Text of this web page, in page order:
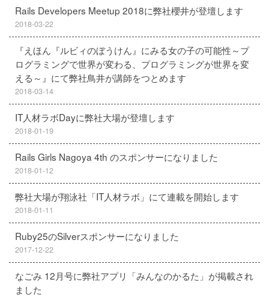
Rails Developers Meetup 2018に弊社櫻井が登壇します
2018-03-22
『えほん『ルビィのぼうけん』にみる女の子の可能性～プ
ログラミングで世界が変わる、プログラミングが世界を変
える～』にて弊社鳥井が講師をつとめます
2018-03-14
IT人材ラボDayに弊社大場が登壇します
2018-01-19
Rails Girls Nagoya 4th のスポンサーになりました
2018-01-12
弊社大場が翔泳社「IT人材ラボ」にて連載を開始します
2018-01-11
Ruby25のSilverスポンサーになりました
2017-12-22
なごみ 12月号に弊社アプリ「みんなのかるた」が掲載され
ました